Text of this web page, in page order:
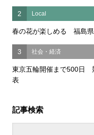
2 Local
春の花が楽しめる 福島
3 社会・経済
東京五輪開催まで500日
表
記事検索